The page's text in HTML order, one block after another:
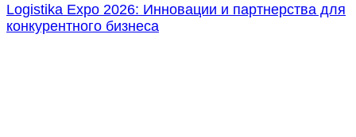
Logistika Expo 2026: Инновации и партнерства для
конкурентного бизнеса